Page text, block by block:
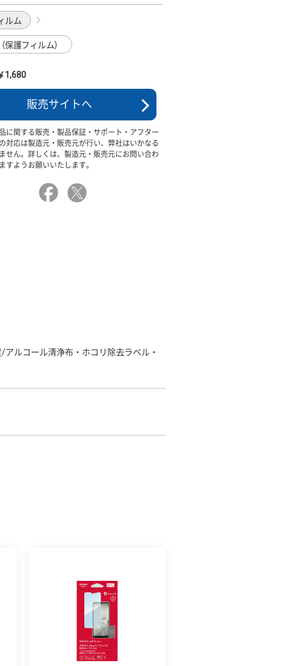
ルム
保護フィルム）
1,680
販売サイトへ
に関する販売・製品保証・サポート・アフター
対応は製造元・販売元が行い、弊社はいかなる
せん。詳しくは、製造元・販売元にお問い合わ
すようお願いいたします。
ルコール清浄布・ホコリ除去ラベル・